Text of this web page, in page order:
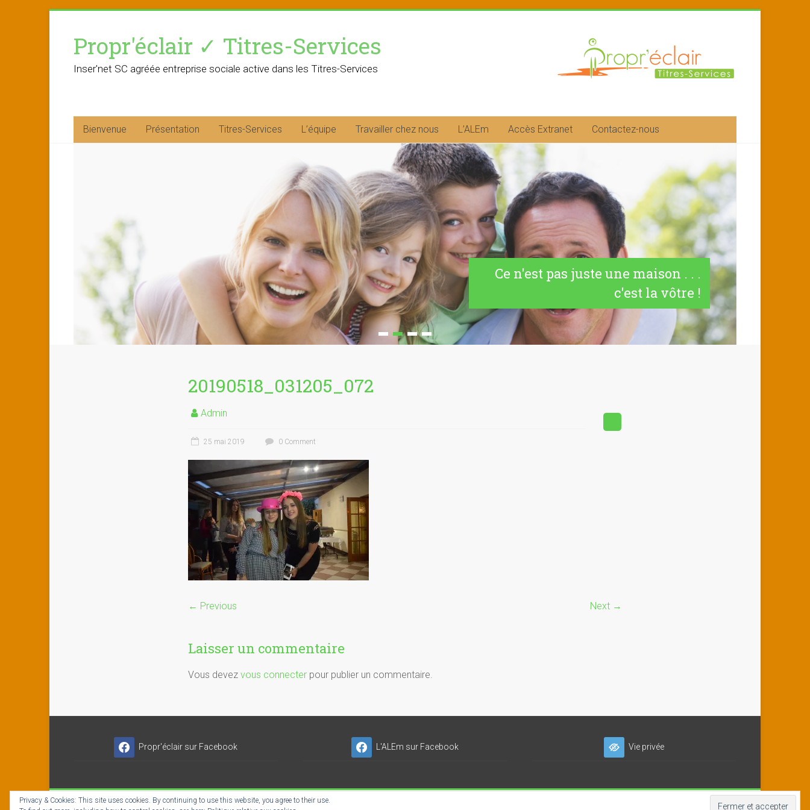
contentPropr'éclair ✓ Titres-Services
Inser'net SC agréée entreprise sociale active dans les Titres-Services
Bienvenue Présentation Titres-Services L’équipe Travailler chez nous L’ALEm Accès Extranet Contactez-nous
Ce n'est pas juste une maison . . .
c'est la vôtre !
20190518_031205_072
Admin
25 mai 2019 0 Comment
← Previous Next →
Laisser un commentaire
Vous devez vous connecter pour publier un commentaire.
Propr'éclair sur Facebook L'ALEm sur Facebook Vie privée
Copyright © 2026Propr'éclair ✓ Titres-Services- INSER'NET SC-ES
Privacy & Cookies: This site uses cookies. By continuing to use this website, you agree to their use.